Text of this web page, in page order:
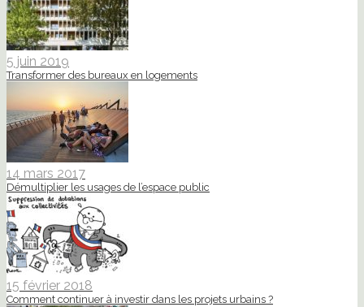
5 juin 2019
Transformer des bureaux en logements
14 mars 2017
Démultiplier les usages de l’espace public
15 février 2018
Comment continuer à investir dans les projets urbains ?